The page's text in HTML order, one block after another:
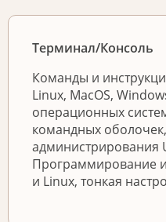
Терминал/Консоль
Команды и
Linux, MacOS,
операционных
командных
администрирования
Программирование
и Linux, тонкая